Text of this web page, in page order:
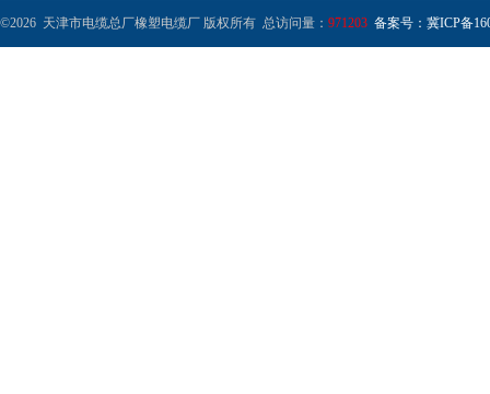
©2026 天津市电缆总厂橡塑电缆厂 版权所有 总访问量： 971203 备案号：冀ICP备